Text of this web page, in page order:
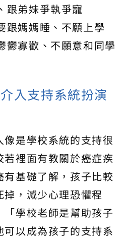
跟弟妹爭執爭寵
跟媽媽睡、不願上學
鬱寡歡、不願意和同學
入支持系統扮演
是學校系統的支持很
裡面有教關於癌症疾
基礎了解，孩子比較
，減少心理恐懼程
學校老師是幫助孩子
以成為孩子的支持系